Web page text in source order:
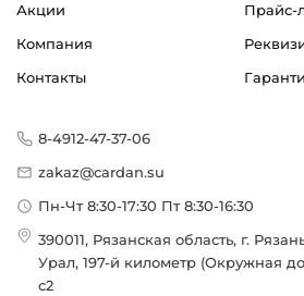
Акции
Прайс-
Компания
Контакты
8-4912-47-37-06
zakaz@cardan.su
Пн-Чт 8:30-17:30 Пт 8:30-16:30
390011, Рязанская область, г.
Урал, 197-й километр (Окружная
с2